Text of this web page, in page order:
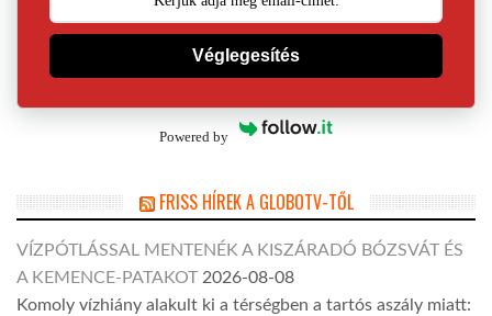
Véglegesítés
Powered by
FRISS HÍREK A GLOBOTV-TŐL
VÍZPÓTLÁSSAL MENTENÉK A KISZÁRADÓ BÓZSVÁT ÉS
A KEMENCE-PATAKOT 2026-08-08
Komoly vízhiány alakult ki a térségben a tartós aszály miatt: